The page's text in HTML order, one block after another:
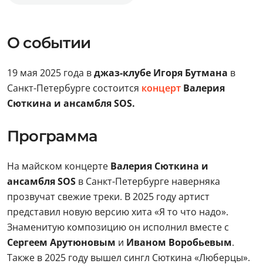
О событии
19 мая 2025 года вджаз-клубе Игоря Бутмана в
Санкт-Петербурге состоится концерт Валерия
Сюткина и ансамбля SOS.
Программа
На майском концерте Валерия Сюткина и
ансамбля SOS в Санкт-Петербурге наверняка
прозвучат свежие треки. В 2025 году артист
представил новую версию хита «Я то что надо».
Знаменитую композицию он исполнил вместе с
Сергеем Арутюновым и Иваном Воробьевым.
Также в 2025 году вышел сингл Сюткина «Люберцы».